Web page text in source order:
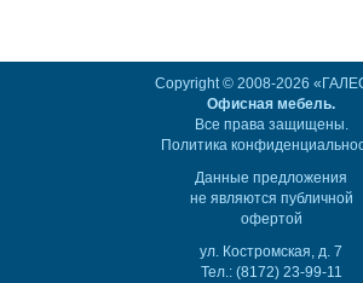
Copyright © 2008-2026
Офисная мебель.
Все права защищены.
Политика
Данные предложения
не являются публичной
офертой
ул. Костромская, д. 7
Тел.: (8172) 23-99-11